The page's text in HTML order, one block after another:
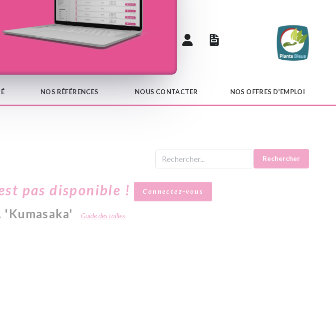
Devis en ligne Notre catalogue
NOS RÉFÉRENCES NOUS CONTACTER NOS OFFRES D'EMPLOI
Rechercher
pas disponible ! Connectez-vous
'Kumasaka' Guide des tailles